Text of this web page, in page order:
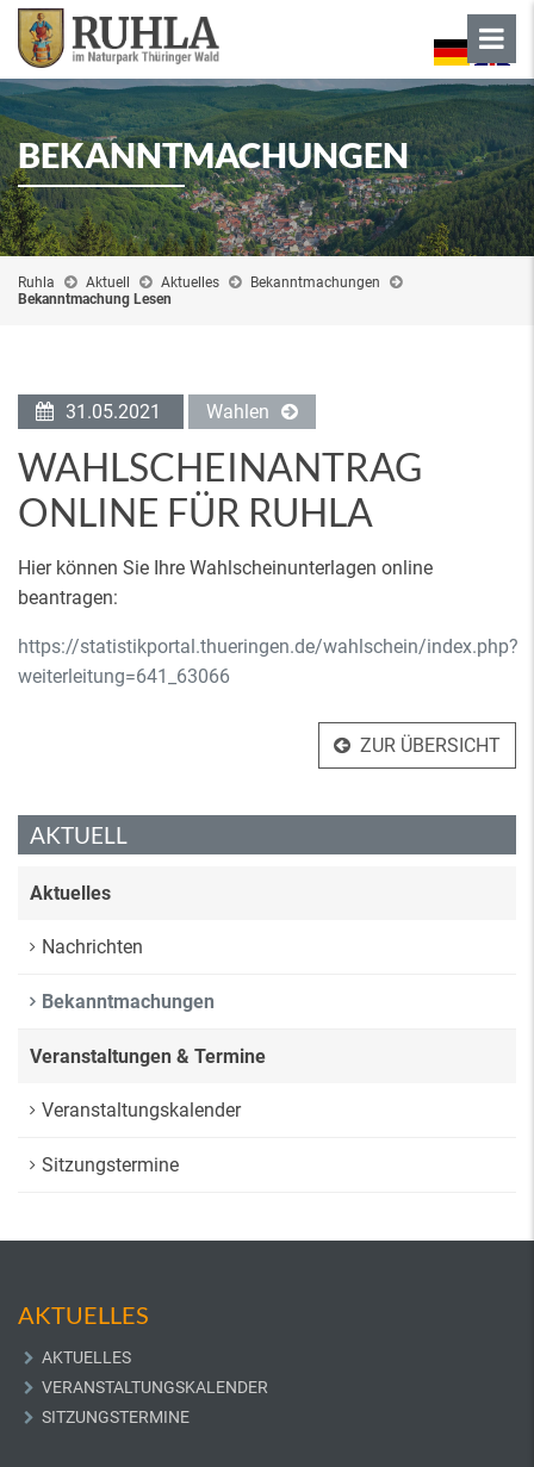
BEKANNTMACHUNGEN
Ruhla Aktuell Aktuelles
Bekanntmachungen
Bekanntmachung Lesen
31.05.2021 Wahlen
WAHLSCHEINANTRAG
ONLINE FÜR RUHLA
Hier können Sie Ihre Wahlscheinunterlagen online
beantragen:
https://statistikportal.thueringen.de/wahlschein/index.php?
weiterleitung=641_63066
ZUR ÜBERSICHT
AKTUELL
Aktuelles
Nachrichten
Bekanntmachungen
Veranstaltungen & Termine
Veranstaltungskalender
Sitzungstermine
AKTUELLES
AKTUELLES
VERANSTALTUNGSKALENDER
SITZUNGSTERMINE